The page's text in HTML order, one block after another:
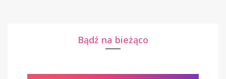
Bądź na bieżąco